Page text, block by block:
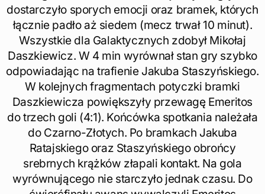
dostarczyło sporych emocji oraz bramek, których
łącznie padło aż siedem (mecz trwał 10 minut).
Wszystkie dla Galaktycznych zdobył Mikołaj
Daszkiewicz. W 4 min wyrównał stan gry szybko
odpowiadając na trafienie Jakuba Staszyńskiego.
W kolejnych fragmentach potyczki bramki
Daszkiewicza powiększyły przewagę Emeritos
do trzech goli (4:1). Końcówka spotkania należała
do Czarno-Złotych. Po bramkach Jakuba
Ratajskiego oraz Staszyńskiego obrońcy
srebrnych krążków złapali kontakt. Na gola
wyrównującego nie starczyło jednak czasu. Do